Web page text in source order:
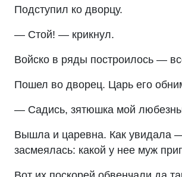
Подступил ко дворцу.
— Стой! — крикнул.
Войско в ряды построилось —
Пошел во дворец. Царь его
— Садись, зятюшка мой
Вышла и царевна. Как увидала
засмеялась: какой у нее муж